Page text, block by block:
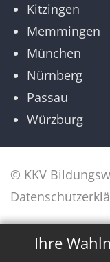
Ihre
Kitzingen
Memmingen
München
Nürnberg
Passau
Würzburg
© KKV